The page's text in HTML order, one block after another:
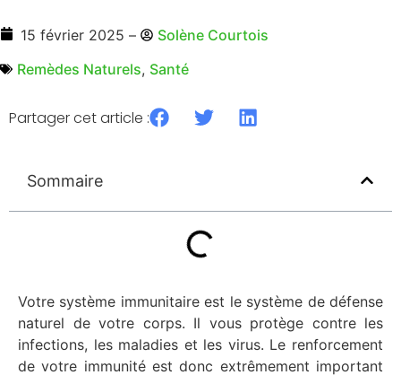
15 février 2025 –
Solène Courtois
Remèdes Naturels, Santé
Partager cet article :
Sommaire
Votre système immunitaire est le système de défense
naturel de votre corps. Il vous protège contre les
infections, les maladies et les virus. Le renforcement
de votre immunité est donc extrêmement important